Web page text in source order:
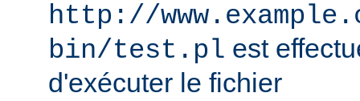
http://
bin/test.pl est
d'exécuter le fichier